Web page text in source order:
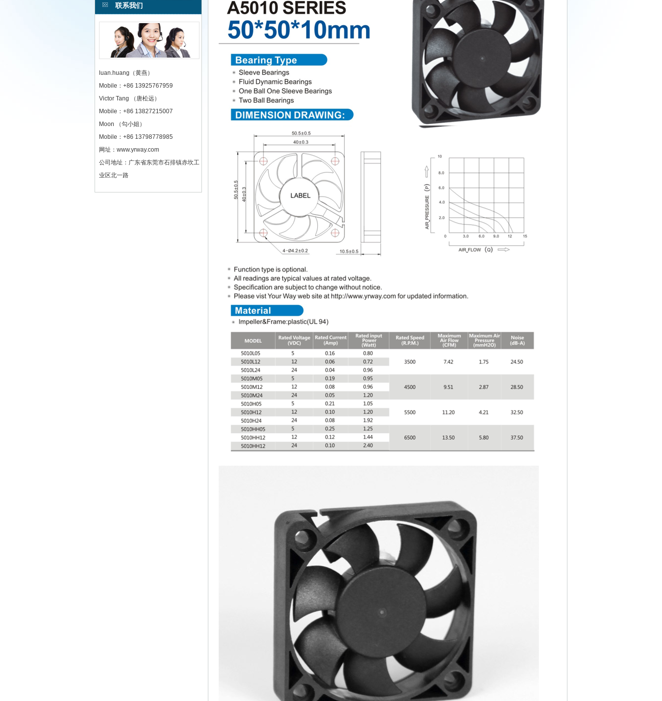
联系我们
luan.huang（黄燕）
Mobile：+86 13925767959
Victor Tang （唐松远）
Mobile：+86 13827215007
Moon （勾小姐）
Mobile：+86 13798778985
网址：www.yrway.com
公司地址：广东省东莞市石排镇赤坎工
业区北一路